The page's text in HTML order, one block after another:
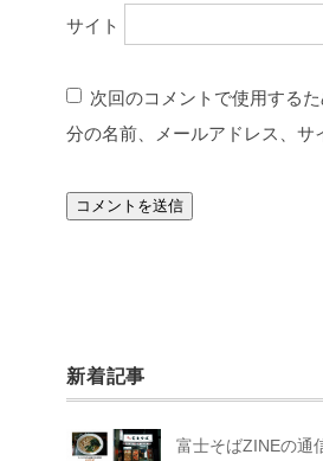
サイト
次回のコメントで使用する
分の名前、メールアドレス、サ
新着記事
富士そばZINEの通